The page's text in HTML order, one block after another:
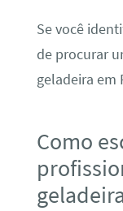
Se você
de procurar
geladeira em
Como